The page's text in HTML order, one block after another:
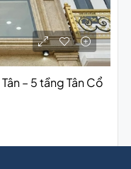
– 5 tầng Tân Cổ